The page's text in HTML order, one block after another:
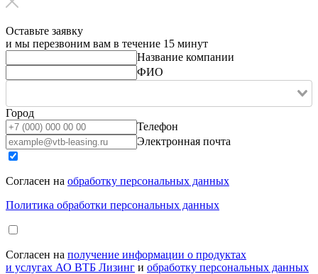
Оставьте заявку
и мы перезвоним вам в течение 15 минут
Название компании
ФИО
Город
Телефон
Электронная почта
Согласен на обработку персональных данных
Политика обработки персональных данных
Согласен на получение информации о продуктах
и услугах АО ВТБ Лизинг и обработку персональных данных